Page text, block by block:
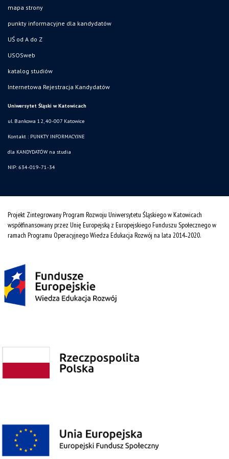
mapa strony
punkty informacyjne dla kandydatów
UŚ od A do Z
USOSweb
katalog studiów
Internetowa Rejestracja Kandydatów
Uniwersytet Śląski w Katowicach
ul. Bankowa 12, 40-007 Katowice
Kontakt : PUNKTY INFORMACYJNE
dla KANDYDATÓW na studia
NIP: 634-019-71-34
Projekt Zintegrowany Program Rozwoju Uniwersytetu Śląskiego w Katowicach
współfinansowany przez Unię Europejską z Europejskiego Funduszu Społecznego w
ramach Programu Operacyjnego Wiedza Edukacja Rozwój na lata 2014˗2020.